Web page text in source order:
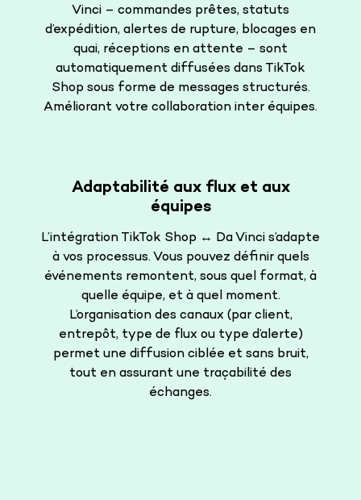
Vinci – commandes prêtes, statuts
d’expédition, alertes de rupture, blocages en
quai, réceptions en attente – sont
automatiquement diffusées dans TikTok
Shop sous forme de messages structurés.
Améliorant votre collaboration inter équipes.
Adaptabilité aux flux et aux
équipes
L’intégration TikTok Shop ↔️ Da Vinci s’adapte
à vos processus. Vous pouvez définir quels
événements remontent, sous quel format, à
quelle équipe, et à quel moment.
L’organisation des canaux (par client,
entrepôt, type de flux ou type d’alerte)
permet une diffusion ciblée et sans bruit,
tout en assurant une traçabilité des
échanges.